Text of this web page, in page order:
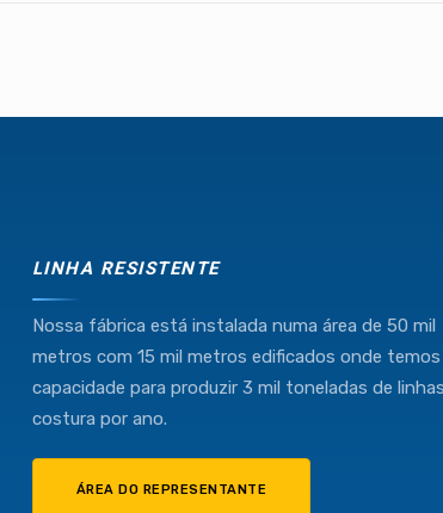
LINHA RESISTENTE
Nossa fábrica está instalada numa área de 50 mil
metros com 15 mil metros edificados onde temos
capacidade para produzir 3 mil toneladas de
costura por ano.
ÁREA DO REPRESENTANTE